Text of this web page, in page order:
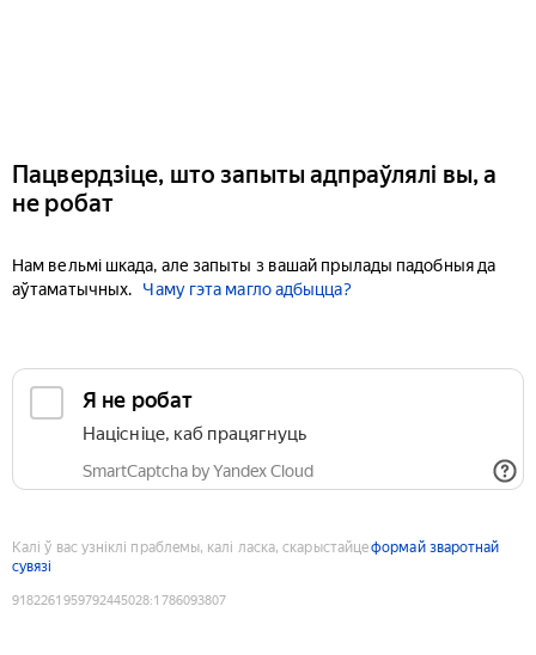
Пацвердзіце, што запыты адпраўлялі вы, а
не робат
Нам вельмі шкада, але запыты з вашай прылады падобныя да
аўтаматычных.
Чаму гэта магло адбыцца?
Я не робат
Націсніце, каб працягнуць
SmartCaptcha by Yandex Cloud
Калі ў вас узніклі праблемы, калі ласка, скарыстайцеформай зваротнай
сувязі
9182261959792445028:1786093807